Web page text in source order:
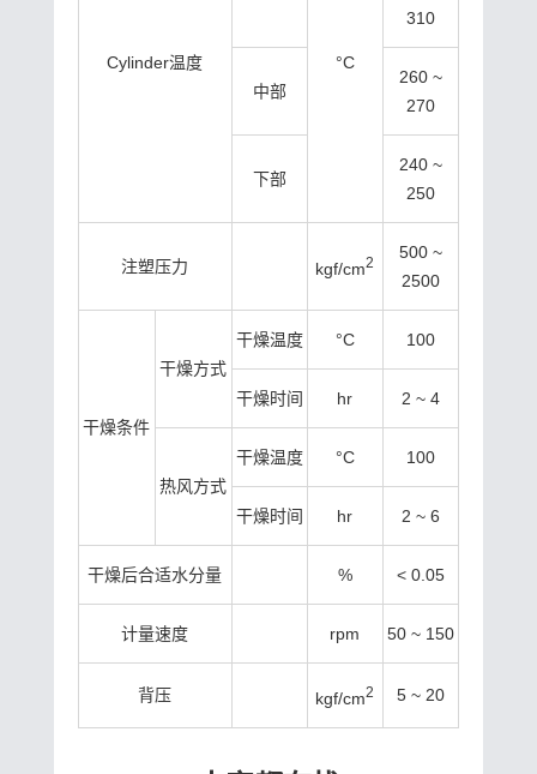
Cylinder温度 °C
310
中部
260 ~
270
下部
240 ~
250
注塑压力 kgf/cm2
500 ~
2500
干燥条件
干燥方式
干燥温度 °C 100
干燥时间 hr 2 ~ 4
热风方式
干燥温度 °C 100
干燥时间 hr 2 ~ 6
干燥后合适水分量 % < 0.05
计量速度 rpm 50 ~ 150
背压 kgf/cm2 5 ~ 20